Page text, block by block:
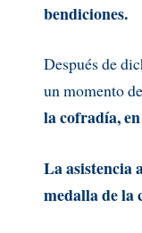
bendiciones.
Después de
un momento
la cofradía,
La asistencia
medalla de la